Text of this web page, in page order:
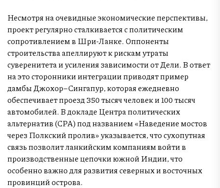
Несмотря на очевидные экономические перспективы,
проект регулярно сталкивается с политическим
сопротивлением в Шри-Ланке. Оппоненты
строительства апеллируют к рискам утраты
суверенитета и усиления зависимости от Дели. В ответ
на это сторонники интеграции приводят пример
дамбы Джохор–Сингапур, которая ежедневно
обеспечивает проезд 350 тысяч человек и 100 тысяч
автомобилей. В докладе Центра политических
альтернатив (CPA) под названием «Наведение мостов
через Полкский пролив» указывается, что сухопутная
связь позволит ланкийским компаниям войти в
производственные цепочки южной Индии, что
особенно важно для развития северных и восточных
провинций острова.